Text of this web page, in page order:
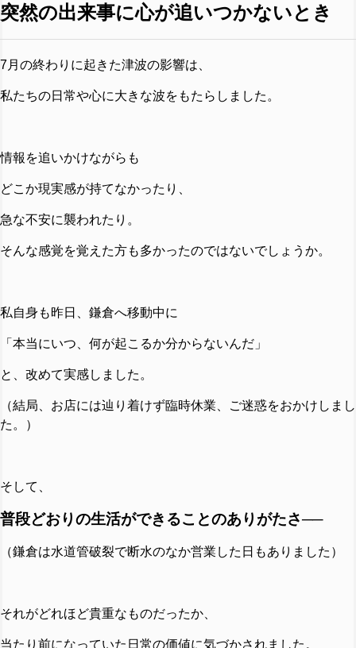
突然の出来事に心が追いつかないとき
7月の終わりに起きた津波の影響は、
私たちの日常や心に大きな波をもたらしました。
情報を追いかけながらも
どこか現実感が持てなかったり、
急な不安に襲われたり。
そんな感覚を覚えた方も多かったのではないでしょうか。
私自身も昨日、鎌倉へ移動中に
「本当にいつ、何が起こるか分からないんだ」
と、改めて実感しました。
（結局、お店には辿り着けず臨時休業、ご迷惑をおかけしまし
た。）
そして、
普段どおりの生活ができることのありがたさ──
（鎌倉は水道管破裂で断水のなか営業した日もありました）
それがどれほど貴重なものだったか、
当たり前になっていた日常の価値に気づかされました。